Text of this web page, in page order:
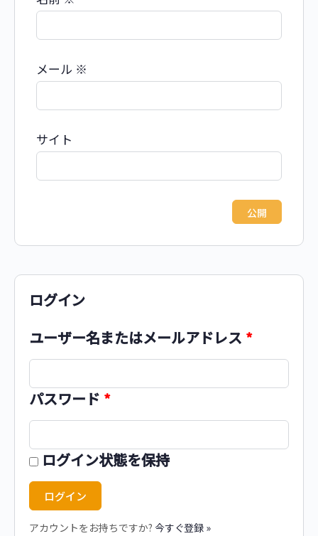
メール ※
サイト
ログイン
ユーザー名またはメールアドレス *
パスワード *
ログイン状態を保持
アカウントをお持ちですか? 今すぐ登録 »